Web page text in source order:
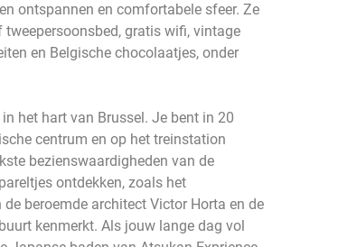
ontspannen en comfortabele sfeer. Ze
gratis wifi, vintage
en Belgische chocolaatjes, onder
het hart van Brussel. Je bent in 20
centrum en op het treinstation
bezienswaardigheden van de
ontdekken, zoals het
beroemde architect Victor Horta en de
kenmerkt. Als jouw lange dag vol